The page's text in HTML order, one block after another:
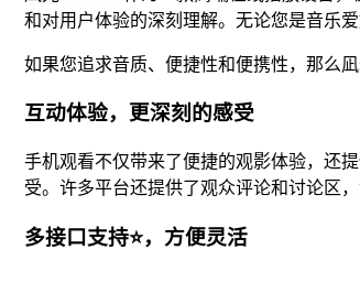
和对用户体验的深刻理解。无论您是音乐
如果您追求音质、便捷性和便携性，那么凪
互动体验，更深刻的感受
手机观看不仅带来了便捷的观影体验，还
受。许多平台还提供了观众评论和讨论区
多接口支持⭐，方便灵活